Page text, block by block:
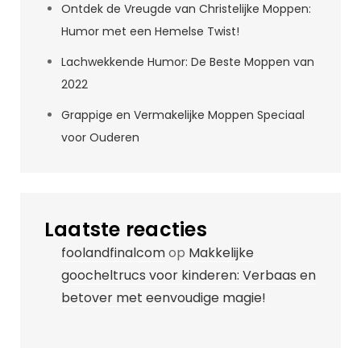
Ontdek de Vreugde van Christelijke Moppen:
Humor met een Hemelse Twist!
Lachwekkende Humor: De Beste Moppen van
2022
Grappige en Vermakelijke Moppen Speciaal
voor Ouderen
Laatste reacties
foolandfinalcomop Makkelijke
goocheltrucs voor kinderen: Verbaas en
betover met eenvoudige magie!